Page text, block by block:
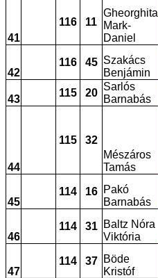
41
116 11
Gheorghita
Mark-
Daniel
42
116 45 Szakács
Benjámin
43
115 20
Sarlós
Barnabás
44
115
32
Mészáros
Tamás
45
114 16
Pakó
Barnabás
46
114 31
Baltz Nóra
Viktória
47
114 37
Böde
Kristóf